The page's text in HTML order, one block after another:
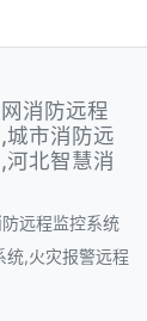
消防远程
城市消防远
北智慧消
远程监控系统
统,火灾报警远程